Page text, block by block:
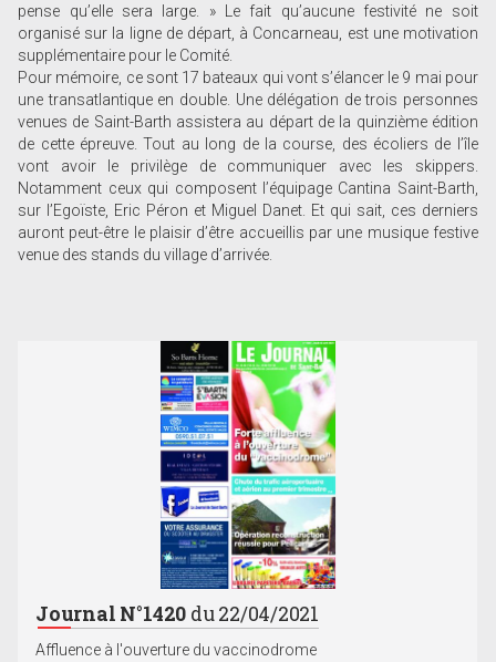
pense qu’elle sera large. » Le fait qu’aucune festivité ne soit
organisé sur la ligne de départ, à Concarneau, est une motivation
supplémentaire pour le Comité.
Pour mémoire, ce sont 17 bateaux qui vont s’élancer le 9 mai pour
une transatlantique en double. Une délégation de trois personnes
venues de Saint-Barth assistera au départ de la quinzième édition
de cette épreuve. Tout au long de la course, des écoliers de l’île
vont avoir le privilège de communiquer avec les skippers.
Notamment ceux qui composent l’équipage Cantina Saint-Barth,
sur l’Egoïste, Eric Péron et Miguel Danet. Et qui sait, ces derniers
auront peut-être le plaisir d’être accueillis par une musique festive
venue des stands du village d’arrivée.
Journal N°1420 du 22/04/2021
Affluence à l'ouverture du vaccinodrome